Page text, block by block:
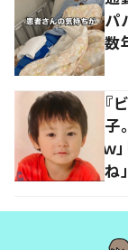
パ
数
『
子
ｗ
ね